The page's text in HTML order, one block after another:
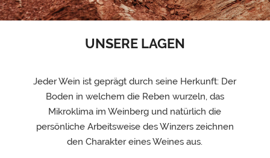
UNSERE LAGEN
Jeder Wein ist geprägt durch seine Herkunft: Der
Boden in welchem die Reben wurzeln, das
Mikroklima im Weinberg und natürlich die
persönliche Arbeitsweise des Winzers zeichnen
den Charakter eines Weines aus.